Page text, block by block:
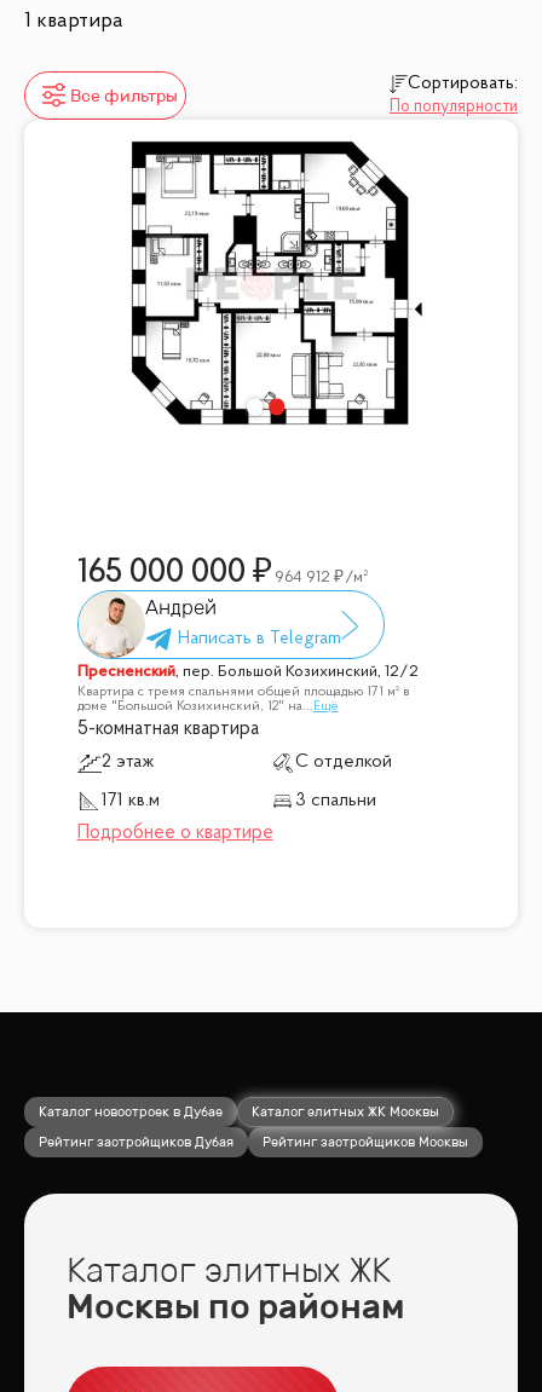
1 квартира
Все фильтры
Сортировать:
По популярности
165 000 000 964 912 /м²
Андрей
Пресненский, пер. Большой Козихинский, 12/2
Квартира с тремя спальнями общей площадью 171 м² в
доме "Большой Козихинский, 12" на... Ещё
5-комнатная квартира
2 этаж
С отделкой
171 кв.м
3 спальни
Каталог новостроек в Дубае
Каталог элитных ЖК Москвы
Рейтинг застройщиков Дубая
Рейтинг застройщиков Москвы
Каталог элитных ЖК
Москвы по районам